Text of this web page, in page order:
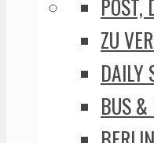
ZU
DAILY
BUS